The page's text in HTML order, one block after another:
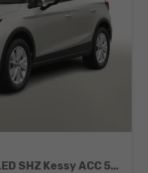
Style DSG NeuMod VollLED SHZ Kessy ACC 5JG